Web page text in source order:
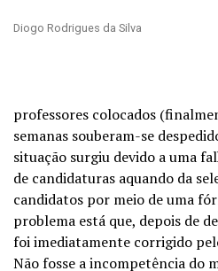
Diogo Rodrigues da Silva
professores colocados
semanas souberam-se
situação surgiu devido a uma
de candidaturas aquando da
candidatos por meio de uma
problema está que, depois de
foi imediatamente corrigido
Não fosse a incompetência do